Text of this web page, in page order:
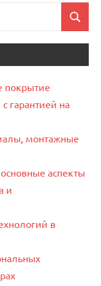
Поиск
покрытие
гарантией на
монтажные
аспекты
и
в